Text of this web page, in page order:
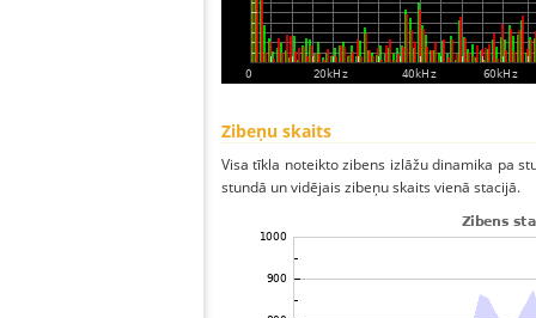
Zibeņu skaits
Visa tīkla noteikto zibens izlāžu dinamika pa
stundā un vidējais zibeņu skaits vienā stacijā.